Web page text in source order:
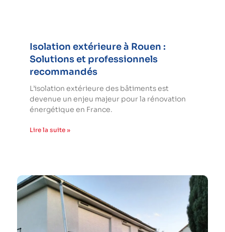
Isolation extérieure à Rouen :
Solutions et professionnels
recommandés
L’isolation extérieure des bâtiments est
devenue un enjeu majeur pour la rénovation
énergétique en France.
Lire la suite »